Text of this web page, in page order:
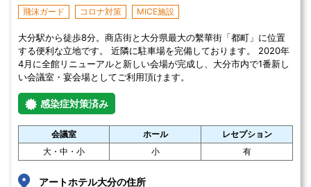
飛沫ガード コロナ対策 MICE施設
大分駅から徒歩8分。商店街と大分県最大の繫華街「都町」に位置
する便利な立地です。 近隣に駐車場を完備しております。 2020年
4月に全館リニューアルと新しい会場が完成し、大分市内で1番新し
い会議室・宴会場としてご利用頂けます。
感染症対策済み
会議室 ホール
レセプション
大・中・小
小 有
アートホテル大分の住所